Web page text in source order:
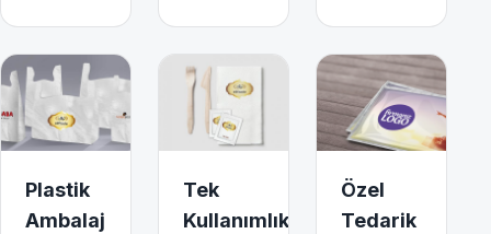
Plastik
Ambalaj
Tek
Kullanımlık
Özel
Tedarik